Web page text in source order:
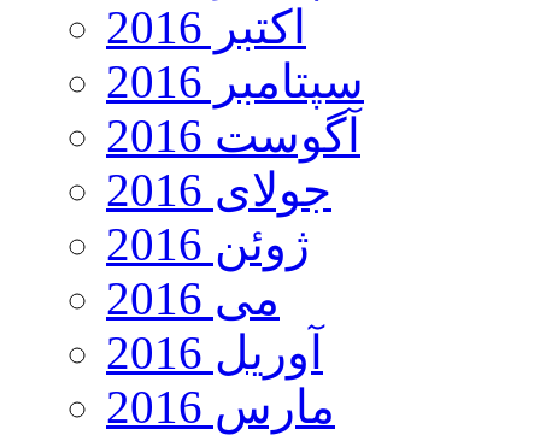
اکتبر 2016
سپتامبر 2016
آگوست 2016
جولای 2016
ژوئن 2016
می 2016
آوریل 2016
مارس 2016